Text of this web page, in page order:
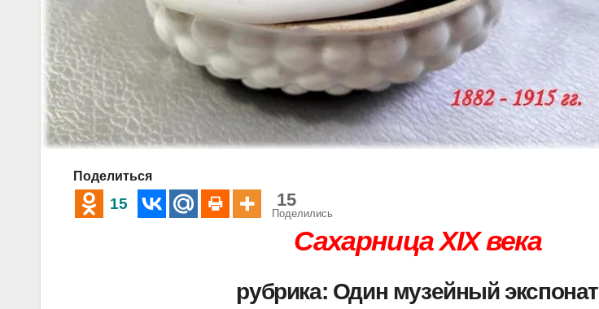
Поделиться
15 15
Поделились
СахарницаXIXвека
рубрика: Один музейный экспонат